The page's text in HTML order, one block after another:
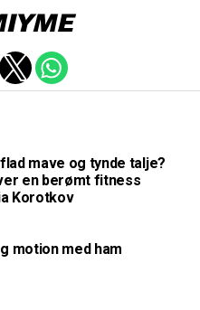
mave og tynde talje?
en berømt fitness
Korotkov
motion med ham